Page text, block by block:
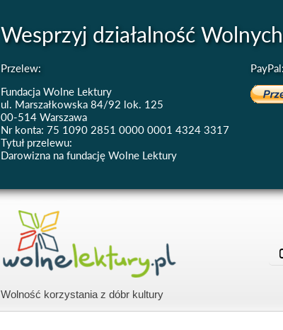
Wesprzyj działalność
Przelew:
Fundacja Wolne Lektury
ul. Marszałkowska 84/92 lok. 125
00-514 Warszawa
Nr konta: 75 1090 2851 0000 0001 4324 3317
Tytuł przelewu:
Darowizna na fundację Wolne Lektury
PayPal:
Wolność korzystania z dóbr kultury